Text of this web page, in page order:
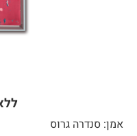
אמן: סנדרה גרוס